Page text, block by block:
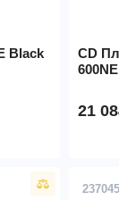
Black
CD
21
237045